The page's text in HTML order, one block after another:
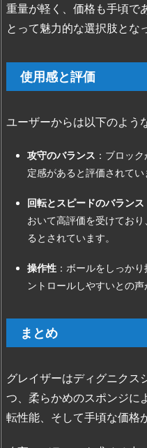
性
能
弧
線
定
軽
量
性
コ
ス
フ
ー
マ
重量が軽く、価格も手頃で
とって魅力的な選択肢とな
使用感と評価
ユーザーからは以下のよう
攻守のバランス ：ブロッ
定感があると評価されてい
回転とスピードのバランス
おいて高評価を受けてお
るとされています。
操作性 ：ボールをしっか
ントロールしやすいとの声
まとめ
グレイザーはディグニクス
つ、柔らかめのスポンジに
転性能、そして手頃な価格